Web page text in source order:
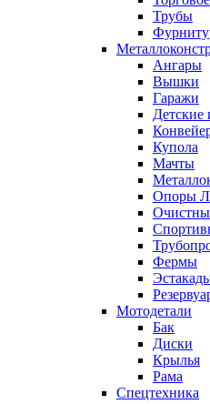
Трубы
Ангары
Вышки
Гаражи
Детские
Купола
Мачты
Опоры
Фермы
Мотодетали
Бак
Диски
Крылья
Рама
Спецтехника